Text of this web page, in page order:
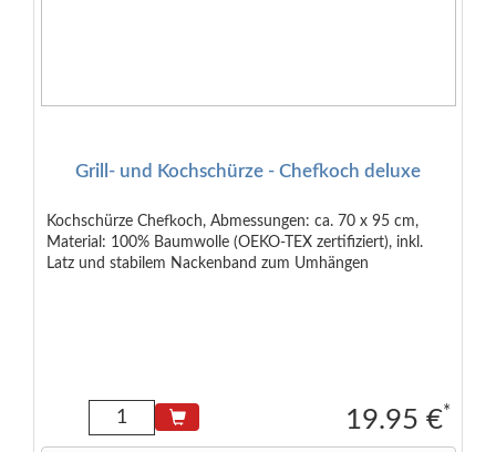
Grill- und Kochschürze - Chefkoch deluxe
Kochschürze Chefkoch, Abmessungen: ca. 70 x 95 cm,
Material: 100% Baumwolle (OEKO-TEX zertifiziert), inkl.
Latz und stabilem Nackenband zum Umhängen
19.95 €*